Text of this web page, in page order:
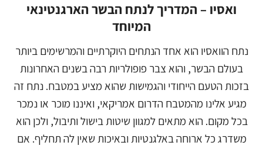
ואסיו – המדריך לנתח הבשר הארגנטינאי
המיוחד
נתח הוואסיו הוא אחד הנתחים היוקרתיים והמרשימים ביותר
בעולם הבשר, והוא צבר פופולריות רבה בשנים האחרונות
בזכות הטעם הייחודי והגמישות שהוא מציע במטבח. נתח זה
מגיע אלינו מהמטבח הדרום אמריקאי, ואיננו מוכר או נמכר
בכל מקום. הוא מתאים למגוון שיטות בישול ותיבול, ולכן הוא
משדרג כל ארוחה באלגנטיות ובאיכות שאין לה תחליף. אם